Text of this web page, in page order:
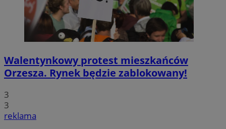
Walentynkowy protest mieszkańców
Orzesza. Rynek będzie zablokowany!
3
3
reklama